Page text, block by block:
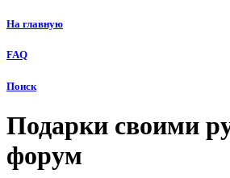
На главную
FAQ
Поиск
Подарки своими
форум